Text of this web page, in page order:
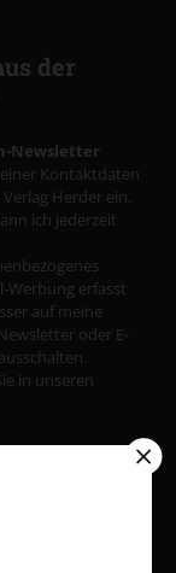
der
Newsletter
Kontaktdaten
Herder ein.
ich jederzeit
Werbung erfasst
auf meine
oder E-
in unseren